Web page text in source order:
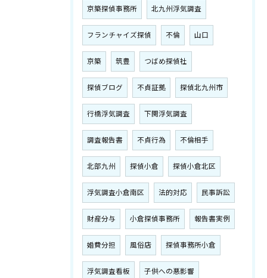
京築探偵事務所 北九州浮気調査
フランチャイズ探偵 不倫 山口
京築 筑豊 つばめ探偵社
探偵ブログ 不貞証拠 探偵北九州市
行橋浮気調査 下関浮気調査
調査報告書 不貞行為 不倫相手
北部九州 探偵小倉 探偵小倉北区
浮気調査小倉南区 法的対応 民事訴訟
財産分与 小倉探偵事務所 報告書実例
婚費分担 風俗店 探偵事務所小倉
浮気調査看板 子供への悪影響